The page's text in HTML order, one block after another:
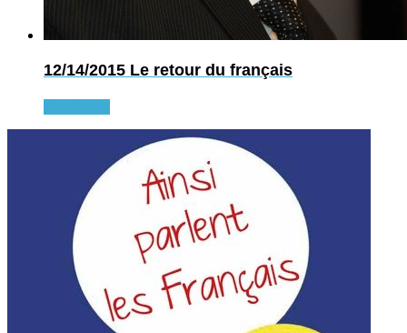
12/14/2015 Le retour du français